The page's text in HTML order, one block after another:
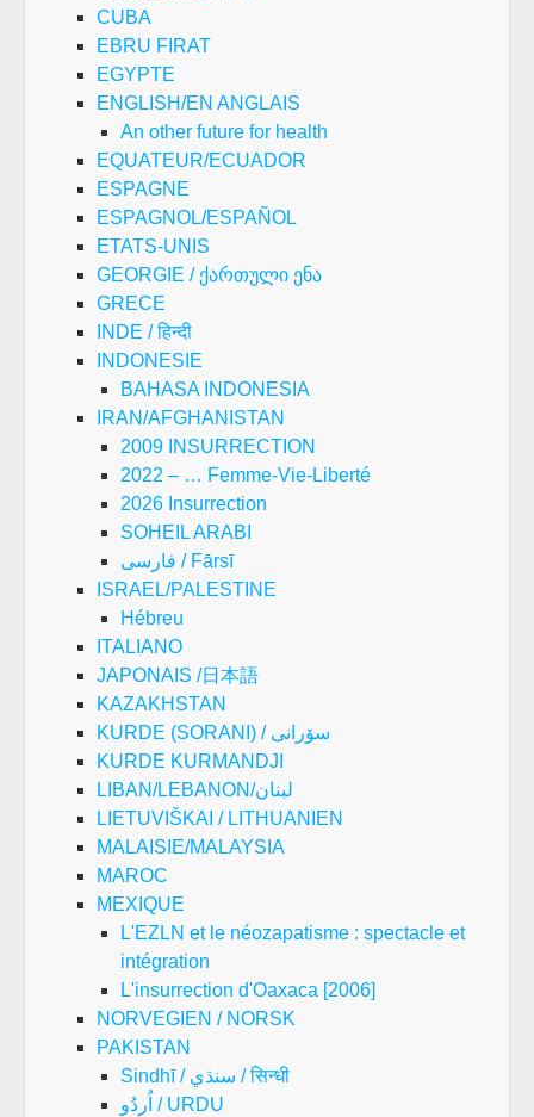
CUBA
EBRU FIRAT
EGYPTE
ENGLISH/EN ANGLAIS
An other future for health
EQUATEUR/ECUADOR
ESPAGNE
ESPAGNOL/ESPAÑOL
ETATS-UNIS
GEORGIE / ქართული ენა
GRECE
INDE / हिन्दी
INDONESIE
BAHASA INDONESIA
IRAN/AFGHANISTAN
2009 INSURRECTION
2022 – … Femme-Vie-Liberté
2026 Insurrection
SOHEIL ARABI
فارسی / Fārsī
ISRAEL/PALESTINE
Hébreu
ITALIANO
JAPONAIS /日本語
KAZAKHSTAN
KURDE (SORANI) / سۆرانی
KURDE KURMANDJI
LIBAN/LEBANON/لبنان
LIETUVIŠKAI / LITHUANIEN
MALAISIE/MALAYSIA
MAROC
MEXIQUE
L'EZLN et le néozapatisme : spectacle et
intégration
L'insurrection d'Oaxaca [2006]
NORVEGIEN / NORSK
PAKISTAN
Sindhī / سنڌي / सिन्धी
اُردُو / URDU